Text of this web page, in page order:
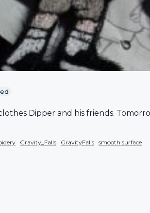
Dipper and his friends.
Gravity_Falls GravityFalls smooth surface